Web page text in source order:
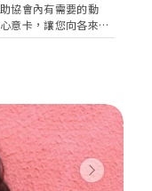
協會內有需要的動
意卡，讓您向各來賓
Next